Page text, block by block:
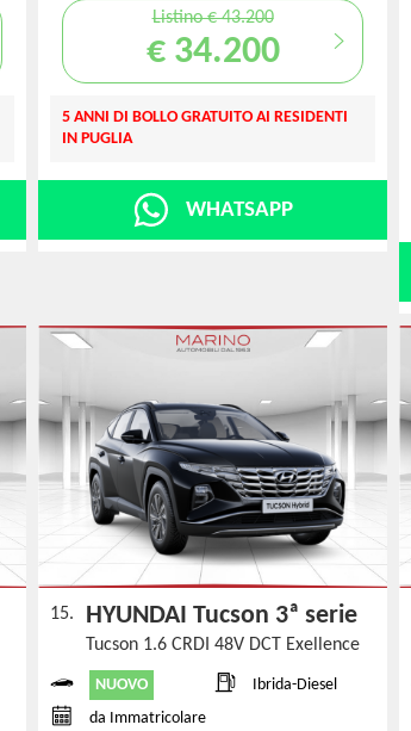
Listino € 43.200
€ 34.200
5 ANNI DI BOLLO GRATUITO AI RESIDENTI
IN PUGLIA
WHATSAPP
15. HYUNDAI Tucson 3ª serie
Tucson 1.6 CRDI 48V DCT Exellence
NUOVO
Ibrida-Diesel
da Immatricolare